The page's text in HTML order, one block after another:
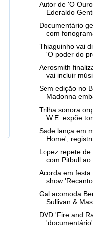
Autor de 'O
Ederaldo
Documentário
com
Thiaguinho vai
'O poder do
Aerosmith
vai incluir
Sem edição no
Madonna
Trilha sonora
W.E. expõe
Sade lança em
Home',
Lopez repete
com Pitbull ao
Acorda em festa
show
Gal acomoda
Sullivan &
DVD 'Fire and